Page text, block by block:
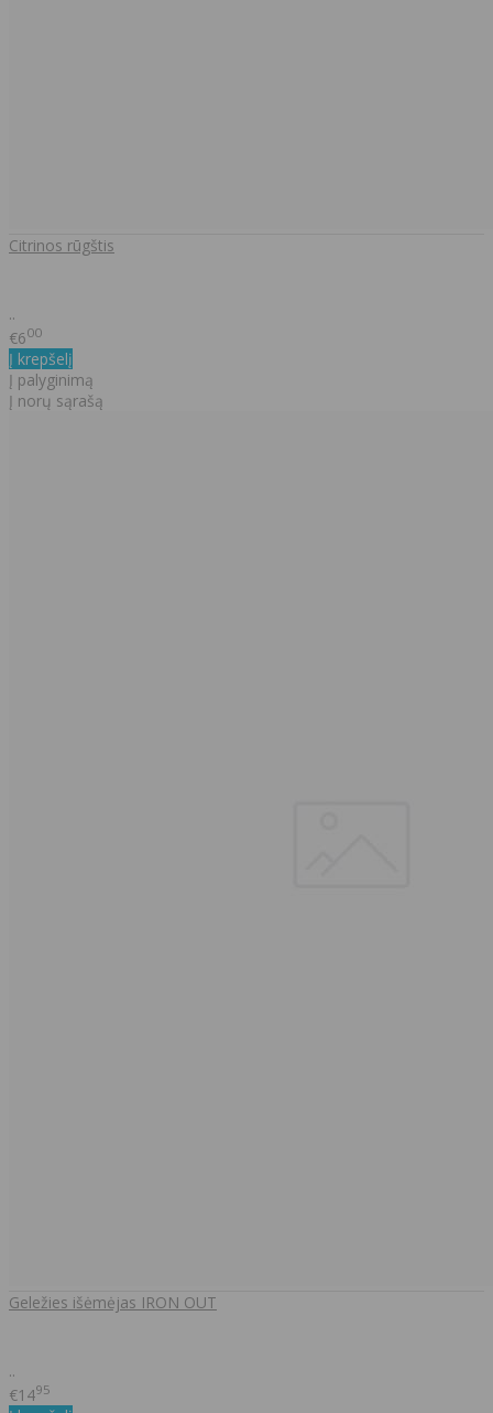
Citrinos rūgštis
..
€600
Į krepšelį
Į palyginimą
Į norų sąrašą
Geležies išėmėjas IRON OUT
..
€1495